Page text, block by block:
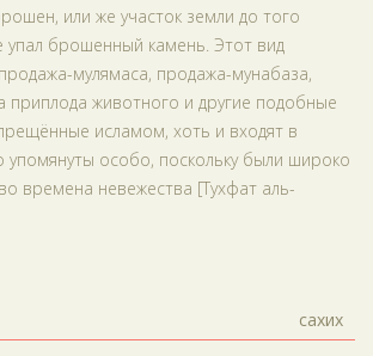
или же участок земли до того
упал брошенный камень. Этот вид
мулямаса, продажа-мунабаза,
приплода животного и другие подобные
исламом, хоть и входят в
упомянуты особо, поскольку были широко
времена невежества [Тухфат аль-
сахих